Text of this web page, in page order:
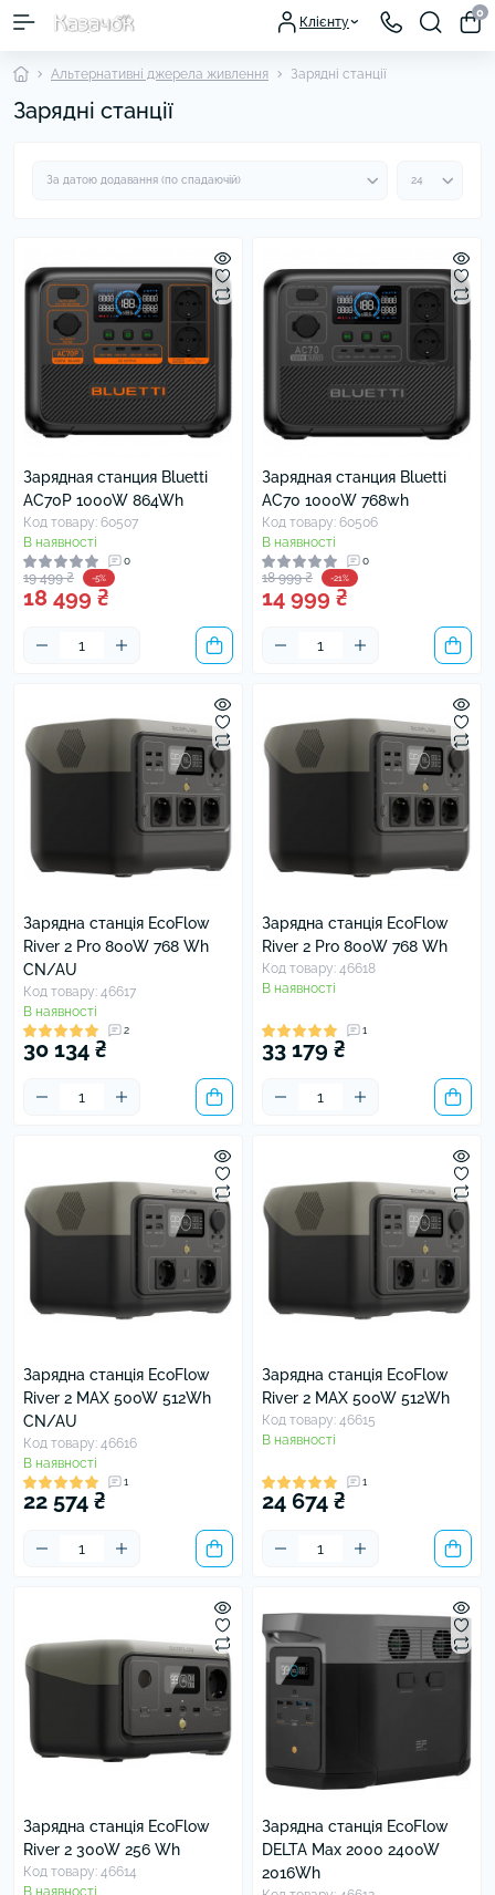
Клієнту
0
Альтернативні джерела живлення Зарядні станції
Зарядні станції
Зарядная станция Bluetti
AC70P 1000W 864Wh
Код товару: 60507
В наявності
0
19 499 ₴ -5%
18 499 ₴
Зарядная станция Bluetti
AC70 1000W 768wh
Код товару: 60506
В наявності
0
18 999 ₴ -21%
14 999 ₴
Зарядна станція EcoFlow
River 2 Pro 800W 768 Wh
CN/AU
Код товару: 46617
В наявності
2
30 134 ₴
Зарядна станція EcoFlow
River 2 Pro 800W 768 Wh
Код товару: 46618
В наявності
1
33 179 ₴
Зарядна станція EcoFlow
River 2 MAX 500W 512Wh
CN/AU
Код товару: 46616
В наявності
1
22 574 ₴
Зарядна станція EcoFlow
River 2 MAX 500W 512Wh
Код товару: 46615
В наявності
1
24 674 ₴
Зарядна станція EcoFlow
River 2 300W 256 Wh
Код товару: 46614
В наявності
Зарядна станція EcoFlow
DELTA Max 2000 2400W
2016Wh